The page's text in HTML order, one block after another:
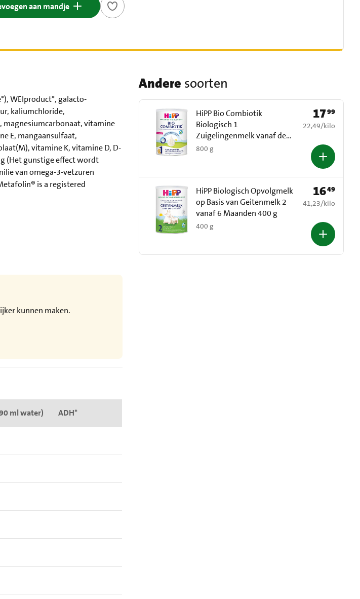
aan mandje
WEIproduct*, galacto-
kaliumchloride,
vitamine
E, mangaansulfaat,
vitamine K, vitamine D, D-
(Het gunstige effect wordt
van omega-3-vetzuren
is a registered
kunnen maken.
ml water) ADH*
Andere soorten
HiPP Bio Combiotik
Biologisch 1
Zuigelingenmelk vanaf de
Geboorte 800 g
800 g
Prijs: € 17,99
1799
€ 22,49 per kilo
22,49/kilo
HiPP Biologisch Opvolgmelk
op Basis van Geitenmelk 2
vanaf 6 Maanden 400 g
400 g
Prijs: € 16,49
1649
€ 41,23 per kilo
41,23/kilo